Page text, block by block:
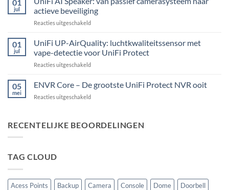
inbraaksensoren
G2:
de
eerste
hardware-
refresh
de
Video
Recorder
01
jul
actieve beveiliging
Reacties uitgeschakeldvoor
Speaker:
van
passief
naar
actieve
beveiliging
01
jul
UniFi UP-AirQuality: luchtkwaliteitssensor met
vape-detectie voor UniFi Protect
Reacties uitgeschakeldvoor
AirQuality:
luchtkwaliteitssensor
detectie
05
mei
ENVR Core – De grootste UniFi Protect NVR ooit
Reacties uitgeschakeldvoor
–
RECENTELIJKE BEOORDELINGEN
TAG CLOUD
Acess Points Backup Camera Console Dome
Doorbell